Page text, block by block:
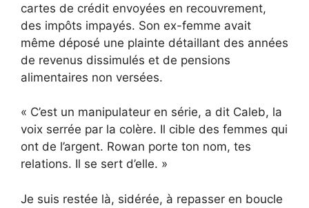
cartes de crédit envoyées en recouvrement,
des impôts impayés. Son ex-femme avait
même déposé une plainte détaillant des années
de revenus dissimulés et de pensions
alimentaires non versées.
« C’est un manipulateur en série, a dit Caleb, la
voix serrée par la colère. Il cible des femmes qui
ont de l’argent. Rowan porte ton nom, tes
relations. Il se sert d’elle. »
Je suis restée là, sidérée, à repasser en boucle